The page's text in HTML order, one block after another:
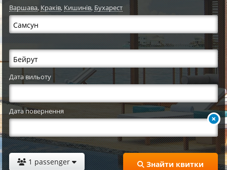
Варшава,Краків, Кишинів, Бухарест
Дата вильоту
Дата повернення
1 passenger Знайти квитки